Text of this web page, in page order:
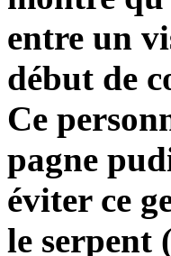
entre un
début de
Ce
pagne
éviter ce
le serpent